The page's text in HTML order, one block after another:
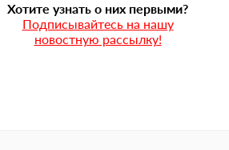
Хотите узнать о них первыми?
Подписывайтесь на нашу
новостную рассылку!